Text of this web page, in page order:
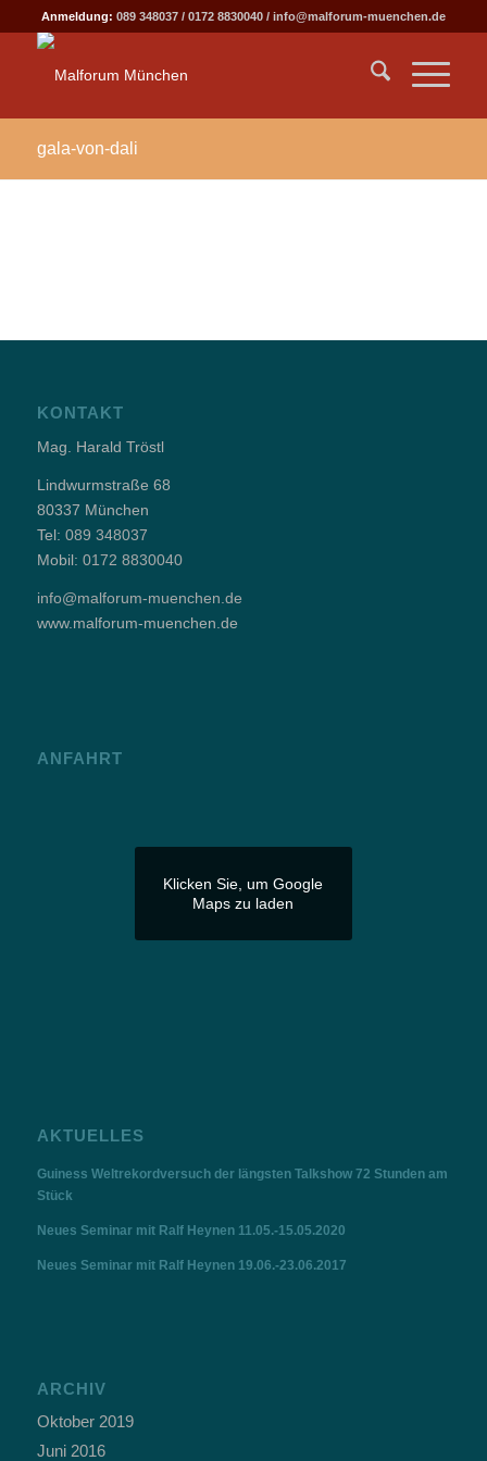
Anmeldung: 089 348037/ 0172 8830040/ info@malforum-muenchen.de
gala-von-dali
KONTAKT
Mag. Harald Tröstl
Lindwurmstraße 68
80337 München
Tel: 089 348037
Mobil: 0172 8830040
info@malforum-muenchen.de
www.malforum-muenchen.de
ANFAHRT
Klicken Sie, um Google
Maps zu laden
AKTUELLES
Guiness Weltrekordversuch der längsten Talkshow 72 Stunden am
Stück
Neues Seminar mit Ralf Heynen 11.05.-15.05.2020
Neues Seminar mit Ralf Heynen 19.06.-23.06.2017
ARCHIV
Oktober 2019
Juni 2016